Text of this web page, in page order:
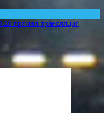
прямая трансляция